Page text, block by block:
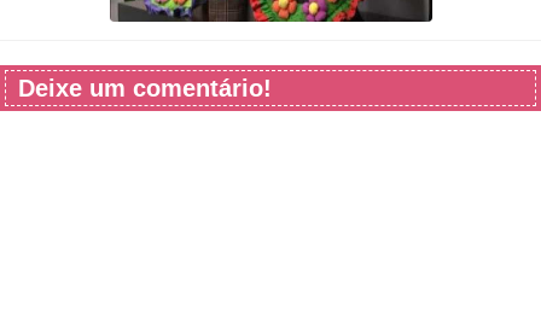
Deixe um comentário!